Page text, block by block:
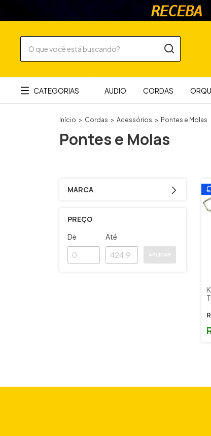
CATEGORIAS AUDIO CORDAS
Início > Cordas > Acessórios > Pontes e Molas
Pontes e Molas
MARCA
PREÇO
De Até
APLICAR